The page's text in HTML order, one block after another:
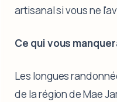
artisanal si vous ne
Ce qui vous
Les longues
de la région de Mae